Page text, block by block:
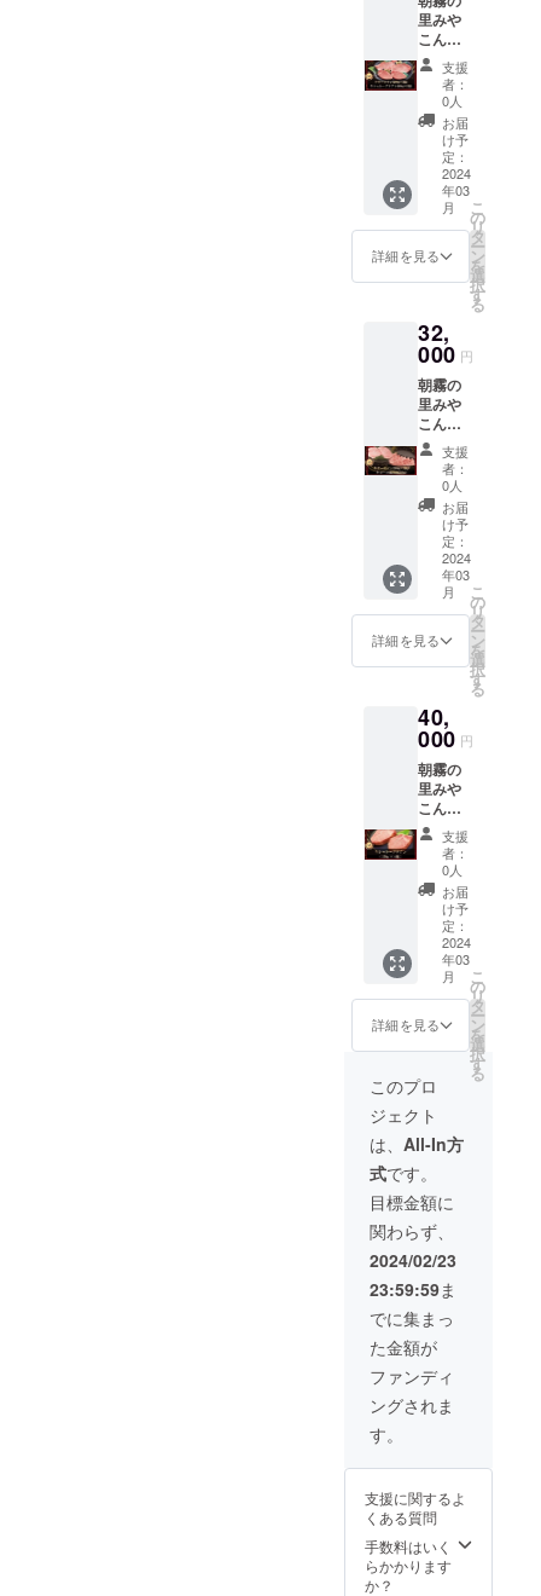
り冷凍
保存で
30日。
〒885
0224 宮
崎県都
城市御
池町
5844-
47 (株)
おおが
た牧
場
里みや
こん
じょ(直
売所
ATOM)
より発
送致し
ます。
〒885-
0003 宮
崎県都
城市高
木町
6316番
(朝霧の
こん
じょ敷
地内) 電
話：
0986-
38-
1129 発
送の際
は『ト
レーに
入った
状態』
を各種
化粧箱
に梱包
致しま
す。 ■
り冷凍
保存で
30日
支援
者：
0人
お届
け予
定：
2024
年03
月
詳細を見る
こ
の
リ
タ
ー
ン
を
選
択
す
る
32,
000 円
朝霧の
里みや
こん
じょ(直
売所
ATOM)
より発
送致し
ます。
〒885-
0003 宮
崎県都
城市高
木町
6316番
(朝霧の
こん
じょ敷
地内) 電
話：
0986-
38-
1129 発
送の際
は『ト
レーに
入った
状態』
を各種
化粧箱
に梱包
致しま
す。 ■
荷日よ
り冷凍
保存で
30日
支援
者：
0人
お届
け予
定：
2024
年03
月
詳細を見る
こ
の
リ
タ
ー
ン
を
選
択
す
る
40,
000 円
朝霧の
里みや
こん
じょ(直
売所
ATOM)
より発
送致し
ます。
〒885-
0003 宮
崎県都
城市高
木町
6316番
(朝霧の
里みや
こん
じょ敷
地内) 電
話：
0986-
38-
1129 発
送の際
は『ト
レーに
入った
状態』
を各種
化粧箱
に梱包
致しま
す。 ■
荷日よ
保存で
30日
支援
者：
0人
お届
け予
定：
2024
年03
月
詳細を見る
こ
の
リ
タ
ー
ン
を
選
択
す
る
このプロ
ジェクト
は、 All-In方
式です。
目標金額に
関わらず、
2024/02/23
23:59:59ま
でに集まっ
た金額が
ファンディ
ングされま
す。
支援に関するよ
くある質問
手数料はいく
らかかります
か？